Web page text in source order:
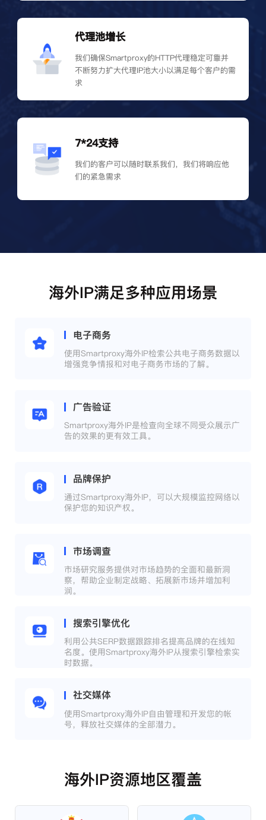
代理池增长
我们确保Smartproxy的HTTP代理稳定可靠并
不断努力扩大代理IP池大小以满足每个客户的需
求
7*24支持
我们的客户可以随时联系我们，我们将响应他
们的紧急需求
海外IP满足多种应用场景
电子商务
使用Smartproxy海外IP检索公共电子商务数据以
增强竞争情报和对电子商务市场的了解。
广告验证
Smartproxy海外IP是检查向全球不同受众展示广
告的效果的更有效工具。
品牌保护
通过Smartproxy海外IP，可以大规模监控网络以
保护您的知识产权。
市场调查
市场研究服务提供对市场趋势的全面和最新洞
察，帮助企业制定战略、拓展新市场并增加利
润。
搜索引擎优化
利用公共SERP数据跟踪排名提高品牌的在线知
名度。使用Smartproxy海外IP从搜索引擎检索实
时数据。
社交媒体
使用Smartproxy海外IP自由管理和开发您的帐
号，释放社交媒体的全部潜力。
海外IP资源地区覆盖